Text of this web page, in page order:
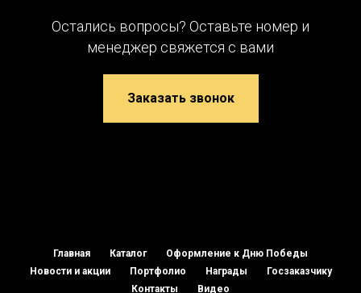
Остались вопросы? Оставьте номер и
менеджер свяжется с вами
Заказать звонок
Главная Каталог
Оформление к Дню Победы
Новости и акции
Портфолио Награды
Госзаказчику
Контакты
Видео